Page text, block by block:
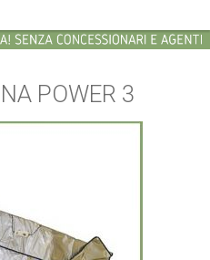
POWER 3